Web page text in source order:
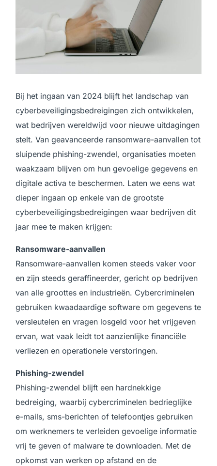
Bij het ingaan van 2024 blijft het landschap van
cyberbeveiligingsbedreigingen zich ontwikkelen,
wat bedrijven wereldwijd voor nieuwe uitdagingen
stelt. Van geavanceerde ransomware-aanvallen tot
sluipende phishing-zwendel, organisaties moeten
waakzaam blijven om hun gevoelige gegevens en
digitale activa te beschermen. Laten we eens wat
dieper ingaan op enkele van de grootste
cyberbeveiligingsbedreigingen waar bedrijven dit
jaar mee te maken krijgen:
Ransomware-aanvallen
Ransomware-aanvallen komen steeds vaker voor
en zijn steeds geraffineerder, gericht op bedrijven
van alle groottes en industrieën. Cybercriminelen
gebruiken kwaadaardige software om gegevens te
versleutelen en vragen losgeld voor het vrijgeven
ervan, wat vaak leidt tot aanzienlijke financiële
verliezen en operationele verstoringen.
Phishing-zwendel
Phishing-zwendel blijft een hardnekkige
bedreiging, waarbij cybercriminelen bedrieglijke
e-mails, sms-berichten of telefoontjes gebruiken
om werknemers te verleiden gevoelige informatie
vrij te geven of malware te downloaden. Met de
opkomst van werken op afstand en de